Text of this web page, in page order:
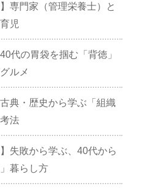
専門家（管理栄養士）と
児
代の胃袋を掴む「背徳」
ルメ
古典・歴史から学ぶ「組織
法
失敗から学ぶ、40代から
暮らし方